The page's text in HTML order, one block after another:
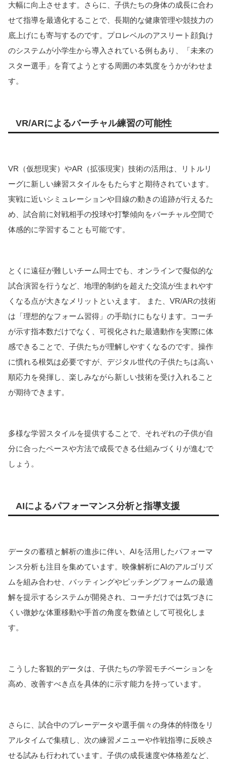
大幅に向上させます。さらに、子供たちの身体の成長に合わ
せて指導を最適化することで、長期的な健康管理や競技力の
底上げにも寄与するのです。プロレベルのアスリート顔負け
のシステムが小学生から導入されている例もあり、「未来の
スター選手」を育てようとする周囲の本気度をうかがわせま
す。
VR/ARによるバーチャル練習の可能性
VR（仮想現実）やAR（拡張現実）技術の活用は、リトルリ
ーグに新しい練習スタイルをもたらすと期待されています。
実戦に近いシミュレーションや目線の動きの追跡が行えるた
め、試合前に対戦相手の投球や打撃傾向をバーチャル空間で
体感的に学習することも可能です。
とくに遠征が難しいチーム同士でも、オンラインで擬似的な
試合演習を行うなど、地理的制約を超えた交流が生まれやす
くなる点が大きなメリットといえます。 また、VR/ARの技術
は「理想的なフォーム習得」の手助けにもなります。コーチ
が示す指本数だけでなく、可視化された最適動作を実際に体
感できることで、子供たちが理解しやすくなるのです。操作
に慣れる根気は必要ですが、デジタル世代の子供たちは高い
順応力を発揮し、楽しみながら新しい技術を受け入れること
が期待できます。
多様な学習スタイルを提供することで、それぞれの子供が自
分に合ったペースや方法で成長できる仕組みづくりが進むで
しょう。
AIによるパフォーマンス分析と指導支援
データの蓄積と解析の進歩に伴い、AIを活用したパフォーマ
ンス分析も注目を集めています。映像解析にAIのアルゴリズ
ムを組み合わせ、バッティングやピッチングフォームの最適
解を提示するシステムが開発され、コーチだけでは気づきに
くい微妙な体重移動や手首の角度を数値として可視化しま
す。
こうした客観的データは、子供たちの学習モチベーションを
高め、改善すべき点を具体的に示す能力を持っています。
さらに、試合中のプレーデータや選手個々の身体的特徴をリ
アルタイムで集積し、次の練習メニューや作戦指導に反映さ
せる試みも行われています。子供の成長速度や体格差など、